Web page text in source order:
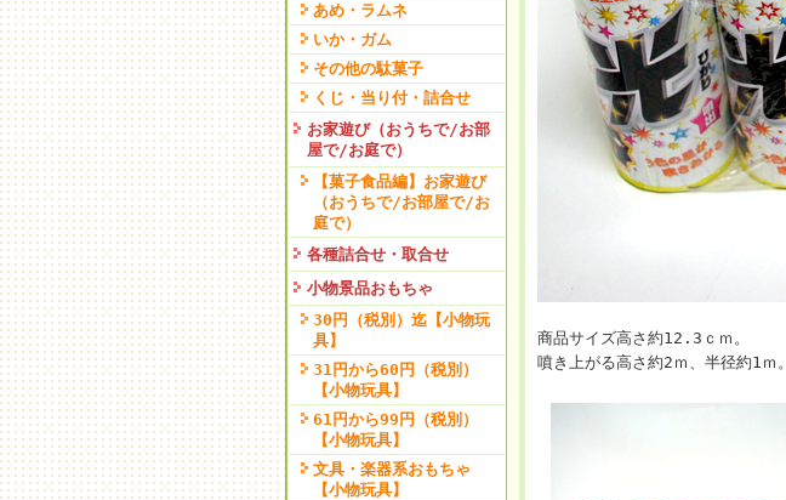
あめ・ラムネ
いか・ガム
その他の駄菓子
くじ・当り付・詰合せ
お家遊び（おうちで/お部
屋で/お庭で）
【菓子食品編】お家遊び
（おうちで/お部屋で/お
庭で）
各種詰合せ・取合せ
小物景品おもちゃ
30円（税別）迄【小物玩
具】
31円から60円（税別）
【小物玩具】
61円から99円（税別）
【小物玩具】
文具・楽器系おもちゃ
【小物玩具】
商品サイズ高さ約12.3ｃｍ。
噴き上がる高さ約2ｍ、半径約1ｍ。